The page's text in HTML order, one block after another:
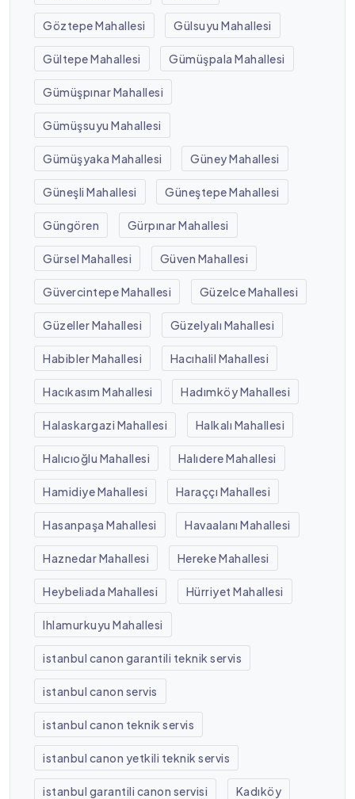
Göztepe Mahallesi Gülsuyu Mahallesi
Gültepe Mahallesi Gümüşpala Mahallesi
Gümüşpınar Mahallesi
Gümüşsuyu Mahallesi
Gümüşyaka Mahallesi Güney Mahallesi
Güneşli Mahallesi Güneştepe Mahallesi
Güngören Gürpınar Mahallesi
Gürsel Mahallesi Güven Mahallesi
Güvercintepe Mahallesi Güzelce Mahallesi
Güzeller Mahallesi Güzelyalı Mahallesi
Habibler Mahallesi Hacıhalil Mahallesi
Hacıkasım Mahallesi Hadımköy Mahallesi
Halaskargazi Mahallesi Halkalı Mahallesi
Halıcıoğlu Mahallesi Halıdere Mahallesi
Hamidiye Mahallesi Haraççı Mahallesi
Hasanpaşa Mahallesi Havaalanı Mahallesi
Haznedar Mahallesi Hereke Mahallesi
Heybeliada Mahallesi Hürriyet Mahallesi
Ihlamurkuyu Mahallesi
istanbul canon garantili teknik servis
istanbul canon servis
istanbul canon teknik servis
istanbul canon yetkili teknik servis
istanbul garantili canon servisi Kadıköy